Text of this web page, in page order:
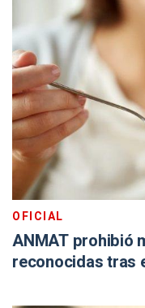
OFICIAL
ANMAT prohibió
reconocidas tras